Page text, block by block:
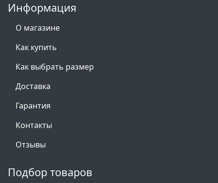
Информация
О магазине
Как купить
Как выбрать размер
Доставка
Гарантия
Контакты
Отзывы
Подбор товаров